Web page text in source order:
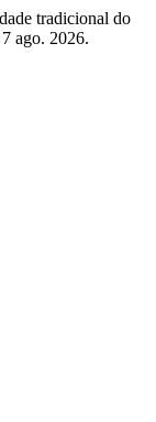
tradicional do
ago. 2026.